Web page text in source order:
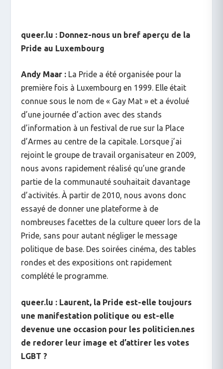
queer.lu : Donnez-nous un bref aperçu de la
Pride au Luxembourg
Andy Maar : La Pride a été organisée pour la
première fois à Luxembourg en 1999. Elle était
connue sous le nom de « Gay Mat » et a évolué
d’une journée d’action avec des stands
d’information à un festival de rue sur la Place
d’Armes au centre de la capitale. Lorsque j’ai
rejoint le groupe de travail organisateur en 2009,
nous avons rapidement réalisé qu’une grande
partie de la communauté souhaitait davantage
d’activités. À partir de 2010, nous avons donc
essayé de donner une plateforme à de
nombreuses facettes de la culture queer lors de la
Pride, sans pour autant négliger le message
politique de base. Des soirées cinéma, des tables
rondes et des expositions ont rapidement
complété le programme.
queer.lu : Laurent, la Pride est-elle toujours
une manifestation politique ou est-elle
devenue une occasion pour les politicien.nes
de redorer leur image et d’attirer les votes
LGBT ?